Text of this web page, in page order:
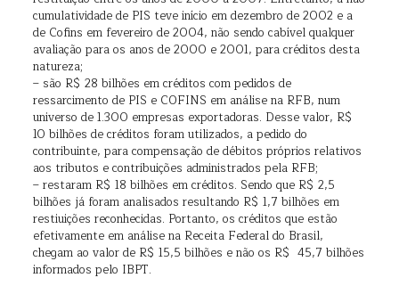
cumulatividade de PIS teve início em dezembro de 2002 e a
de Cofins em fevereiro de 2004, não sendo cabível qualquer
avaliação para os anos de 2000 e 2001, para créditos desta
natureza;
– são R$ 28 bilhões em créditos com pedidos de
ressarcimento de PIS e COFINS em análise na RFB, num
universo de 1.300 empresas exportadoras. Desse valor, R$
10 bilhões de créditos foram utilizados, a pedido do
contribuinte, para compensação de débitos próprios relativos
aos tributos e contribuições administrados pela RFB;
– restaram R$ 18 bilhões em créditos. Sendo que R$ 2,5
bilhões já foram analisados resultando R$ 1,7 bilhões em
restiuições reconhecidas. Portanto, os créditos que estão
efetivamente em análise na Receita Federal do Brasil,
chegam ao valor de R$ 15,5 bilhões e não os R$ 45,7 bilhões
informados pelo IBPT.